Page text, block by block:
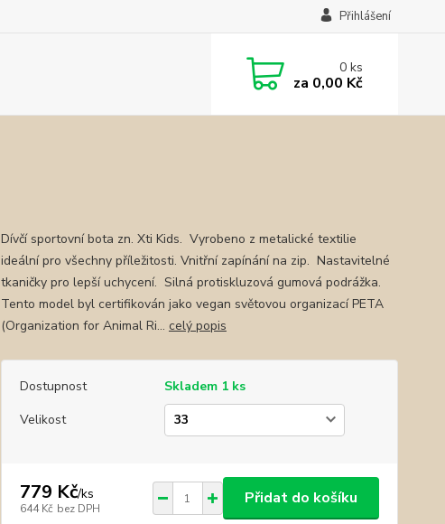
Přihlášení
0ks
za 0,00 Kč
Dívčí sportovní bota zn. Xti Kids. Vyrobeno z metalické textilie
ideální pro všechny příležitosti. Vnitřní zapínání na zip. Nastavitelné
tkaničky pro lepší uchycení. Silná protiskluzová gumová podrážka.
Tento model byl certifikován jako vegan světovou organizací PETA
(Organization for Animal Ri... celý popis
Dostupnost
Skladem 1 ks
Velikost
779 Kč/ks
644 Kč bez DPH
Přidat do košíku